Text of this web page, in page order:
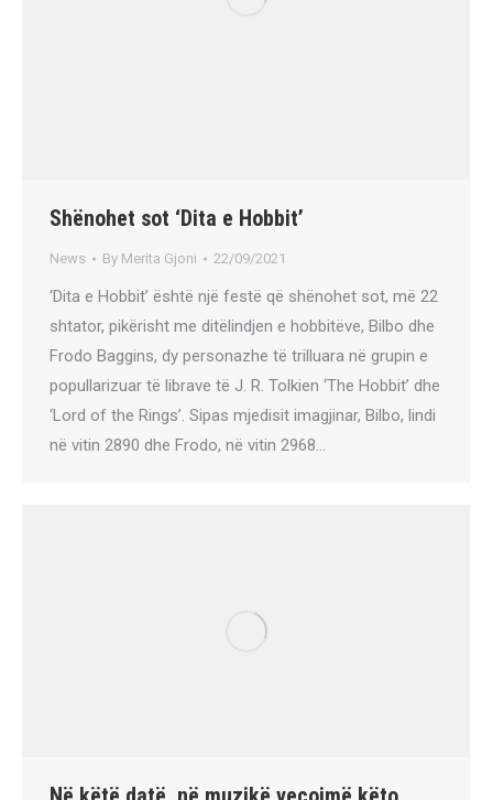
Shënohet sot ‘Dita e Hobbit’
News By Merita Gjoni 22/09/2021
‘Dita e Hobbit’ është një festë që shënohet sot, më 22
shtator, pikërisht me ditëlindjen e hobbitëve, Bilbo dhe
Frodo Baggins, dy personazhe të trilluara në grupin e
popullarizuar të librave të J. R. Tolkien ‘The Hobbit’ dhe
‘Lord of the Rings’. Sipas mjedisit imagjinar, Bilbo, lindi
në vitin 2890 dhe Frodo, në vitin 2968…